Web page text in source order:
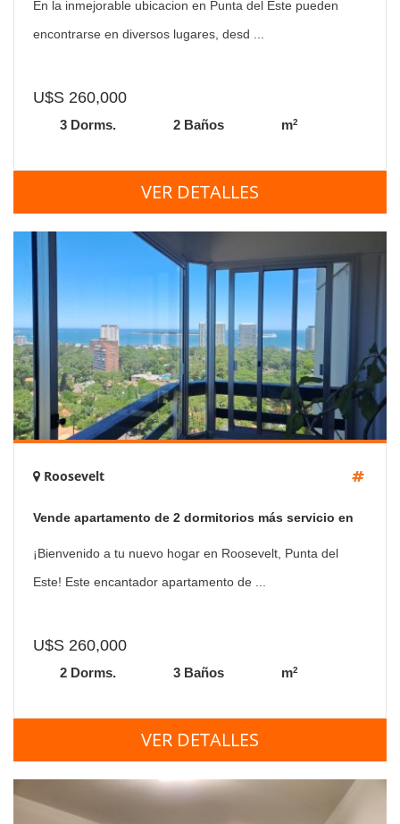
En la inmejorable ubicacion en Punta del Este pueden
encontrarse en diversos lugares, desd ...
U$S 260,000
3 Dorms. 2 Baños m2
VER DETALLES
Roosevelt
Vende apartamento de 2 dormitorios más servicio en
Punta del Este
¡Bienvenido a tu nuevo hogar en Roosevelt, Punta del
Este! Este encantador apartamento de ...
U$S 260,000
2 Dorms. 3 Baños m2
VER DETALLES